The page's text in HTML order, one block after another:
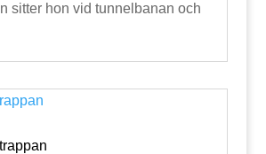
sitter hon vid tunnelbanan och